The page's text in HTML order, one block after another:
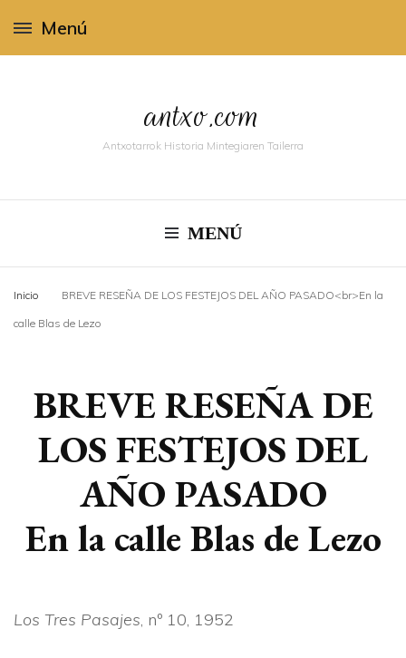
Menú
antxo.com
Antxotarrok Historia Mintegiaren Tailerra
MENÚ
Inicio BREVE RESEÑA DE LOS FESTEJOS DEL AÑO PASADO<br>En la
calle Blas de Lezo
BREVE RESEÑA DE
LOS FESTEJOS DEL
AÑO PASADO
En la calle Blas de Lezo
Los Tres Pasajes, nº 10, 1952